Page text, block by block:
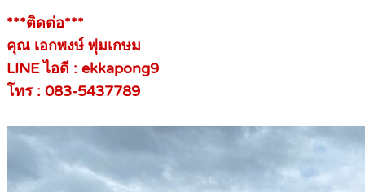
***ติดต่อ***
คุณ เอกพงษ์ พุ่มเกษม
LINE ไอดี : ekkapong9
โทร : 083-5437789